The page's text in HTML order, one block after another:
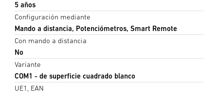
5 años
Configuración mediante
Mando a distancia, Potenciómetros, Smart Remote
Con mando a distancia
No
Variante
COM1 - de superficie cuadrado blanco
UE1, EAN